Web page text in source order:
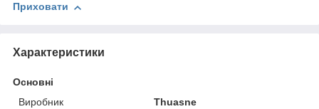
Приховати
Характеристики
Основні
Виробник
Thuasne